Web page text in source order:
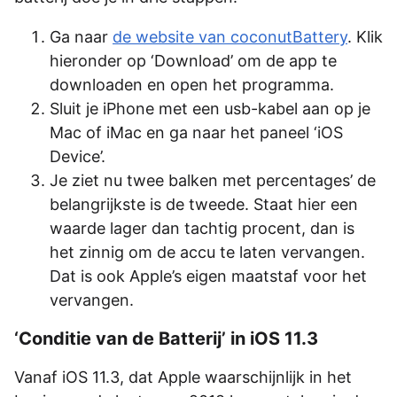
Ga naar de website van coconutBattery. Klik
hieronder op ‘Download’ om de app te
downloaden en open het programma.
Sluit je iPhone met een usb-kabel aan op je
Mac of iMac en ga naar het paneel ‘iOS
Device’.
Je ziet nu twee balken met percentages’ de
belangrijkste is de tweede. Staat hier een
waarde lager dan tachtig procent, dan is
het zinnig om de accu te laten vervangen.
Dat is ook Apple’s eigen maatstaf voor het
vervangen.
‘Conditie van de Batterij’ in iOS 11.3
Vanaf iOS 11.3, dat Apple waarschijnlijk in het